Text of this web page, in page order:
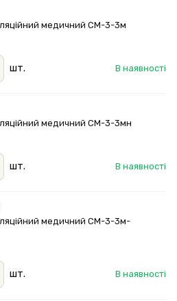
медичний СМ-3-3м
В наявності
шт.
медичний СМ-3-3мн
В наявності
шт.
медичний СМ-3-3м-
В наявності
шт.